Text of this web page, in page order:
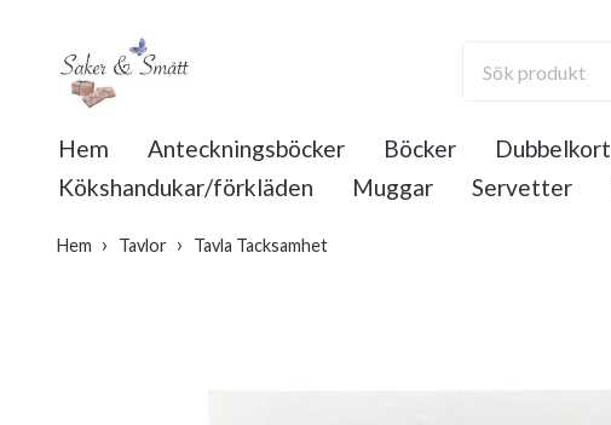
Hem Anteckningsböcker Böcker Dubbelkort
Kökshandukar/förkläden
Muggar Servetter
Hem Tavlor Tavla Tacksamhet